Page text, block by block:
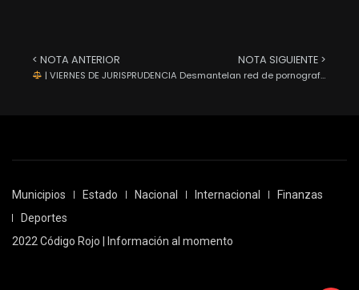
< NOTA ANTERIOR
| VIERNES DE JURISPRUDENCIA
NOTA SIGUIENTE >
Desmantelan red de pornografía infantil; daban clases de regularización a niños de entre cinco y siete años en CDMX
Municipios Estado Nacional Internacional
Finanzas
Deportes
2022 Código Rojo | Información al momento